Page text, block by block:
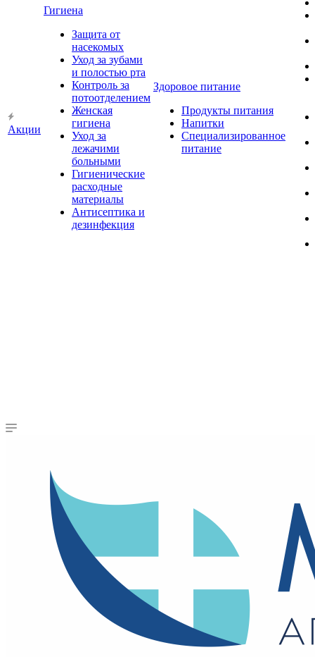
Акции
Гигиена
Защита от
насекомых
Уход за зубами
и полостью рта
Контроль за
потоотделением
Женская
гигиена
Уход за
лежачими
больными
Гигиенические
расходные
материалы
Антисептика и
дезинфекция
Здоровое питание
Продукты питания
Напитки
Специализированное
питание